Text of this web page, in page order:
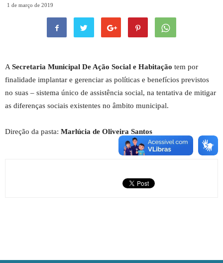
1 de março de 2019
A Secretaria Municipal De Ação Social e Habitação tem por
finalidade implantar e gerenciar as políticas e benefícios previstos
no suas – sistema único de assistência social, na tentativa de mitigar
as diferenças sociais existentes no âmbito municipal.
Direção da pasta: Marlúcia de Oliveira Santos